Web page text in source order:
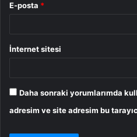
E-posta *
İnternet sitesi
Daha sonraki yorumlarımda
adresim ve site adresim bu